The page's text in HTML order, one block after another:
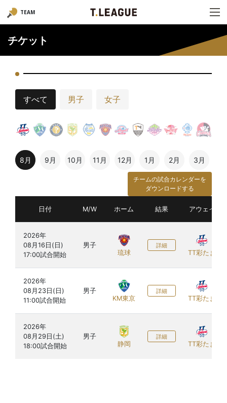
TEAM
チケット
すべて 男子 女子
8月 9月 10月 11月 12月 1月 2月 3月
チームの試合カレンダーを
ダウンロードする
日付 M/W ホーム 結果 アウェイ
2026年
08月16日(日)
男子
琉球
詳細
TT彩たま
2026年
08月23日(日)
男子
KM東京
詳細
TT彩たま
2026年
08月29日(土)
男子
静岡
詳細
TT彩たま